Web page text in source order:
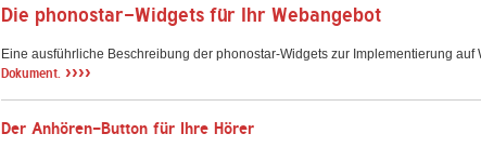
Die phonostar-Widgets für Ihr Webangebot
Eine ausführliche Beschreibung der phonostar-Widgets zur Implementierung auf
Dokument. ››››
Der Anhören-Button für Ihre Hörer